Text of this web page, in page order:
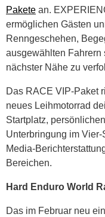
Pakete an.
ermöglichen Gästen
Renngeschehen,
ausgewählten Fahrern
nächster Nähe zu
Das RACE VIP-Paket
neues Leihmotorrad
Startplatz,
Unterbringung im
Media-
Bereichen.
Hard Enduro World
Das im Februar neu